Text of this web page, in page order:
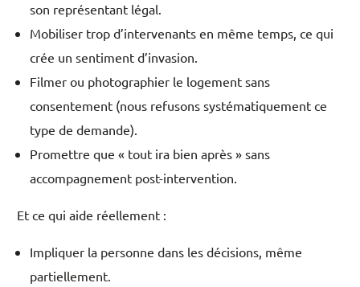
son représentant légal.
Mobiliser trop d’intervenants en même temps, ce qui
crée un sentiment d’invasion.
Filmer ou photographier le logement sans
consentement (nous refusons systématiquement ce
type de demande).
Promettre que « tout ira bien après » sans
accompagnement post-intervention.
Et ce qui aide réellement :
Impliquer la personne dans les décisions, même
partiellement.